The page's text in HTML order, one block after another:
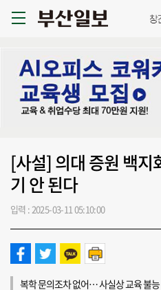
[사설] 의대 증원 백지
기 안 된다
입력 : 2025-03-11 05:10:00
복학 문의조차 없어… 사실상 교육 불능